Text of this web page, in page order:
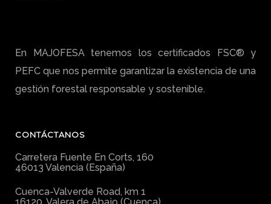
En MAJOFESA tenemos los certificados FSC® y
PEFC que nos permite garantizar la existencia de una
gestión forestal responsable y sostenible.
CONTÁCTANOS
Carretera Fuente En Corts, 160
46013 Valencia (España)
Cuenca-Valverde Road, km 1